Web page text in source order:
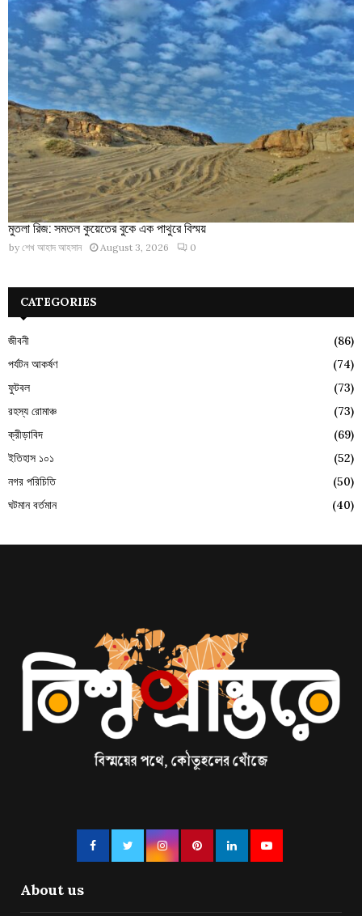
মুতলা রিজ: সমতল কুয়েতের বুকে এক পাথুরে বিস্ময়
by শেখ আহাদ আহসান August 3, 2026 0
CATEGORIES
জীবনী
(86)
পর্যটন আকর্ষণ
(74)
ফুটবল
(73)
রহস্য রোমাঞ্চ
(73)
ক্রীড়াবিদ
(69)
ইতিহাস ১০১
(52)
নগর পরিচিতি
(50)
ঘটমান বর্তমান
(40)
About us